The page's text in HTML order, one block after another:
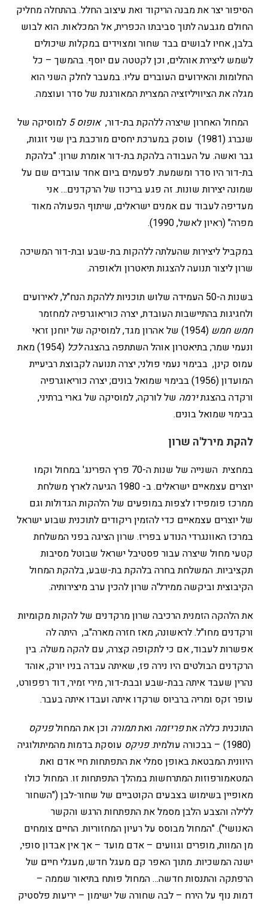
הסיפור יצר את מבנה הריקוד ואת עיצוב החלל. בהתחלה מחליק
החולם מגבעה לתוך סביבתו הכפרית, אל המכלאות. הוא לבוש
בלבן, אחיו לבושים בבד שחור ומצוידים במקלות שיכולים
לשמש ליצירת אוהלים, וכן לקטטה עם יוסף. בהמשך – כל
החלומות והאירועים העוברים עליו. במעבר לחלק השני הוא
מגלה את הציוויליזציה המצרית המאורגנת של סדר ועוצמה.
המחול האחרון שיצרה ללהקת בת-דור,אופוס 5 למוסיקה של
שנברג (1981) עוסק במערכת יחסים מורכבת בין שני זוגות,
גבר ואשה. על העבודה בלהקת בת-דור אומרת שרון: "בלהקת
בת-דור היו סדר ומשמעת. לפעמים ביום אחד עובדים שם על
שמונה יצירות שונות. זה פגע בריכוז של הרקדנים… אני
מעדיפה לעבוד עם אמנים ישראלים, שיתוף הפעולה מאוד
מפרה" (ראיון לאשל, 1990).
במקביל ליצירות שהעלתה ללהקות בת-שבע ובת-דור המשיכה
שרון ליצור תנועה להצגות תיאטרון ולאופרה.
בשנות ה-50 העמידה שלוש תוכניות ללהקת הנח"ל, לאירועים
ולחגיגות בהתיישבות העובדת, יצרה כוריאוגרפיה למחזמר
חמש חמש
(1954) של אהרון מגד, למוסיקה של יוחנן זראי
ונעמי שמר; בתיאטרון אוהל השתתפה בהצגהלכל
(1954) מאת
עמוס קינן, בבימוי נעמי פולני; יצרה תנועה לקבוצת רביעיית
המועדון (1956) בבימוי שמואל בונים; יצרה כוריאוגרפיה
ורקדה בהצגתירמה של לורקה, למוסיקה של גארי ברתיני,
בבימוי שמואל בונים.
להקת מירל'ה שרון
במחצית השנייה של שנות ה-70 פרץ הפרינג' במחול וקמו
יוצרים עצמאיים ישראלים. ב- 1980 הגיעה לארץ משלחת
ממרכז פומפידו לצפות במופעים של הלהקות הגדולות וגם
של יוצרים עצמאיים כדי להזמין ריקודים לתוכנית שבוע ישראל
במרכז האוונגרדי הנודע בפריז. שרון הציגה בפני המשלחת
קטעי מחול שיצרה עבור פסטיבל ישראל שבוטל מסיבות
תקציביות. המשלחת בחרה בלהקת בת-שבע, בלהקת המחול
הקיבוצית וביקשה ממירל'ה שרון להכין ערב מיצירותיה.
את הלהקה הזמנית הרכיבה שרון מרקדנים של להקות מקומיות
ורקדנים מחו"ל. לראשונה, מאז חזרה מארה"ב, היתה לה
אפשרות לעבוד, אם כי לתקופה קצרה, עם להקה משלה. בין
הרקדנים הבולטים היו נירה פז, שאיתה עבדה בניו יורק, אוהד
נהרין שעבד איתה בבת-שבע ובבת-דור, מירי זמיר, דוד רפפורט,
עופר זקס ומריה ברביוס שרקדו איתה ועבדו איתה בעבר.
התוכנית כללה אתפריזמה ואתתמורה וכן את המחולפניקס
(1980) – בבכורה עולמית.
פניקס עוסקת בדמות מהמיתולוגיה
היוונית המבטאת באופן סמלי את התפתחות חיי אדם ואת
המטאמורפוזות המתרחשות במהלך התפתחות זו. המחול כולו
מאופיין בשימוש בצבעים הקוטביים של שחור-לבן ("השחור
ללילה והצבע הלבן מסמל את התפתחות הרגש והקשר
האנושי"). "המחול מבוסס על רעיון המחזוריות. החיים צומחים
מן המוות, מופרים וגוועים – אדם מועד – אך אין אבדון סופי,
ישנה המשכיות. מתוך האפר קם מעגל חדש, מעגלי חיים של
הרפתקה והתנסות חדשה… המחול פותח בתיאור שממה –
דמות נוף על הירח – לבה שחורה של ישימון – יריעות פלסטיק